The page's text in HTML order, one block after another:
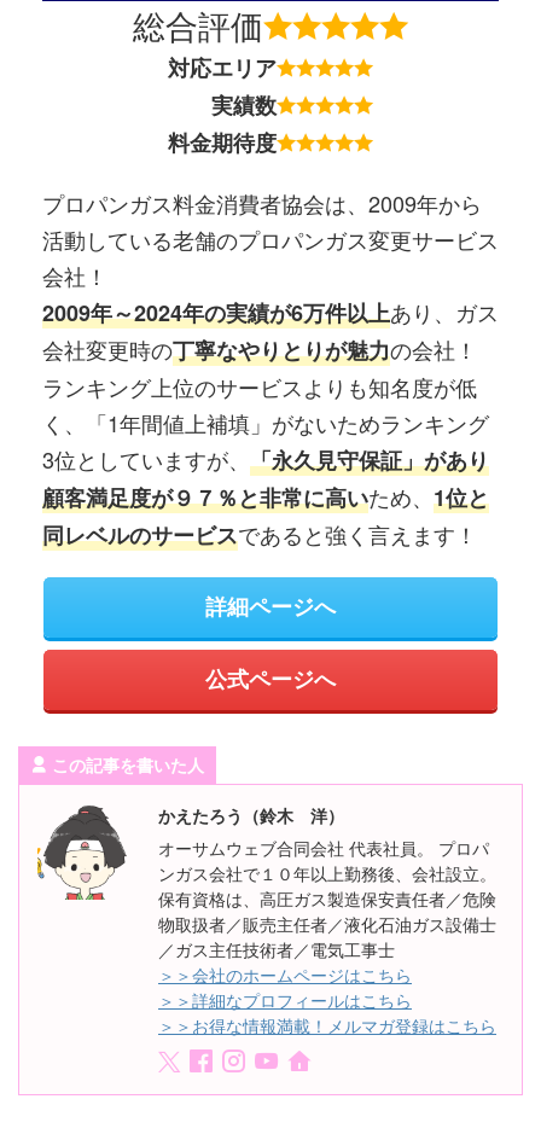
総合評価
対応エリア
実績数
料金期待度
プロパンガス料金消費者協会は、2009年から
活動している老舗のプロパンガス変更サービス
会社！
2009年～2024年の実績が6万件以上あり、ガス
会社変更時の丁寧なやりとりが魅力の会社！
ランキング上位のサービスよりも知名度が低
く、「1年間値上補填」がないためランキング
3位としていますが、 「永久見守保証」があり
顧客満足度が９７％と非常に高いため、 1位と
同レベルのサービスであると強く言えます！
詳細ページへ
公式ページへ
この記事を書いた人
かえたろう（鈴木 洋）
オーサムウェブ合同会社 代表社員。 プロパ
ンガス会社で１０年以上勤務後、会社設立。
保有資格は、高圧ガス製造保安責任者／危険
物取扱者／販売主任者／液化石油ガス設備士
／ガス主任技術者／電気工事士
＞＞会社のホームページはこちら
＞＞詳細なプロフィールはこちら
＞＞お得な情報満載！メルマガ登録はこちら